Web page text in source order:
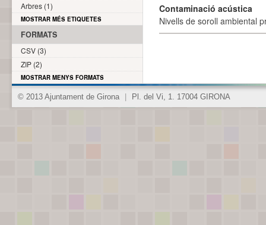
Contaminació acústica
Nivells de soroll ambiental
Arbres (1)
MOSTRAR MÉS ETIQUETES
FORMATS
CSV (3)
ZIP (2)
MOSTRAR MENYS FORMATS
© 2013 Ajuntament de Girona Pl. del Vi, 1. 17004 GIRONA